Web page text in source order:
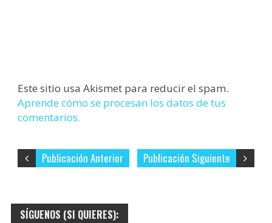
Este sitio usa Akismet para reducir el spam.
Aprende cómo se procesan los datos de tus
comentarios.
Publicación Siguiente
Publicación Anterior
SÍGUENOS (SI QUIERES):